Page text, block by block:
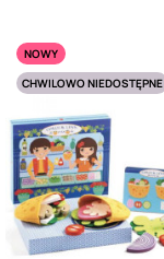
NOWY
CHWILOWO NIEDOSTĘPNE